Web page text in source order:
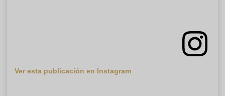
Ver esta publicación en Instagram